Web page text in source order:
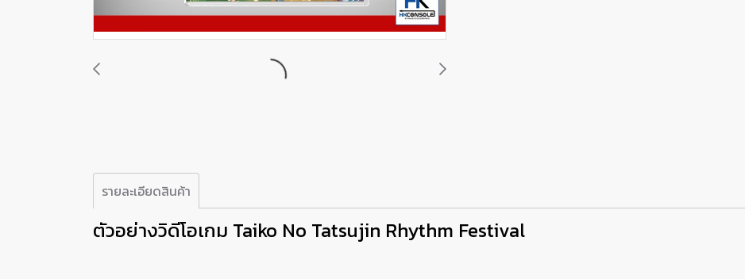
รายละเอียดสินค้า
ตัวอย่างวิดีโอเกม Taiko No Tatsujin Rhythm Festival